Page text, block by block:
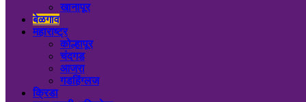
खानापूर
बेळगाव
महाराष्ट्र
कोल्हापूर
चंदगड
आजरा
गडहिंग्लज
क्रिडा